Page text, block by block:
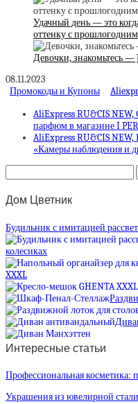
Удачный день — это
оттенку с
Девочки, знакомьтесь
08.11.2023
Промокоды и Купоны
AliExpress RU&CIS NEW,
парфюм в магазине I
AliExpress RU&CIS NEW,
«Камеры наблюдения и
Дом Цветник
Будильник с имитацией
колесиках
XXXL
Интересные статьи
Профессиональная косметика:
Украшения из ювелирной